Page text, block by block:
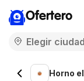
Ofertero
Horno